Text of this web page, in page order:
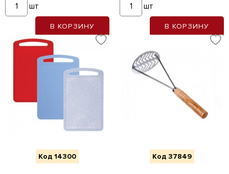
шт
В КОРЗИНУ
шт
В КОРЗИНУ
Код 14300 Код 37849